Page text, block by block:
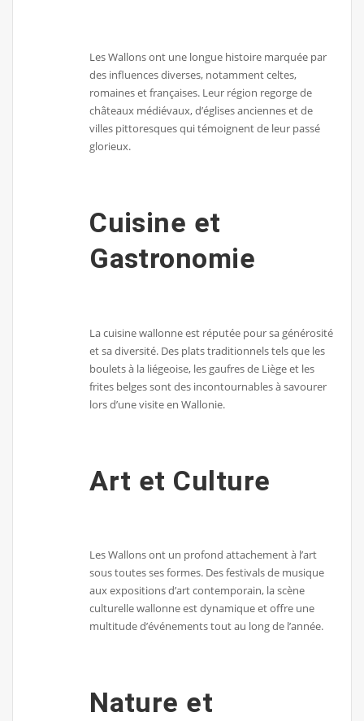
Les Wallons ont une longue histoire marquée par
des influences diverses, notamment celtes,
romaines et françaises. Leur région regorge de
châteaux médiévaux, d’églises anciennes et de
villes pittoresques qui témoignent de leur passé
glorieux.
Cuisine et
Gastronomie
La cuisine wallonne est réputée pour sa générosité
et sa diversité. Des plats traditionnels tels que les
boulets à la liégeoise, les gaufres de Liège et les
frites belges sont des incontournables à savourer
lors d’une visite en Wallonie.
Art et Culture
Les Wallons ont un profond attachement à l’art
sous toutes ses formes. Des festivals de musique
aux expositions d’art contemporain, la scène
culturelle wallonne est dynamique et offre une
multitude d’événements tout au long de l’année.
Nature et